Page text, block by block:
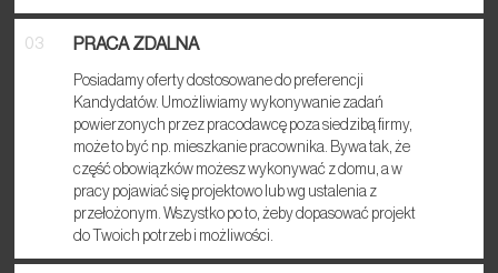
03 PRACA ZDALNA
Posiadamy oferty dostosowane do preferencji
Kandydatów. Umożliwiamy wykonywanie zadań
powierzonych przez pracodawcę poza siedzibą firmy,
może to być np. mieszkanie pracownika. Bywa tak, że
część obowiązków możesz wykonywać z domu, a w
pracy pojawiać się projektowo lub wg ustalenia z
przełożonym. Wszystko po to, żeby dopasować projekt
do Twoich potrzeb i możliwości.